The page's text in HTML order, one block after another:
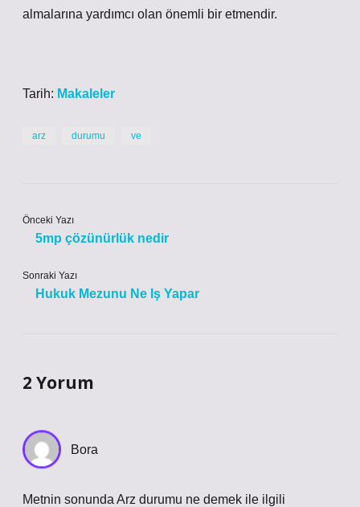
almalarına yardımcı olan önemli bir etmendir.
Tarih: Makaleler
arz durumu ve
Önceki Yazı
5mp çözünürlük nedir
Sonraki Yazı
Hukuk Mezunu Ne Iş Yapar
2 Yorum
Bora
Metnin sonunda Arz durumu ne demek ile ilgili